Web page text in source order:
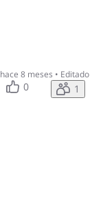
hace 8 meses • Editado
0 1